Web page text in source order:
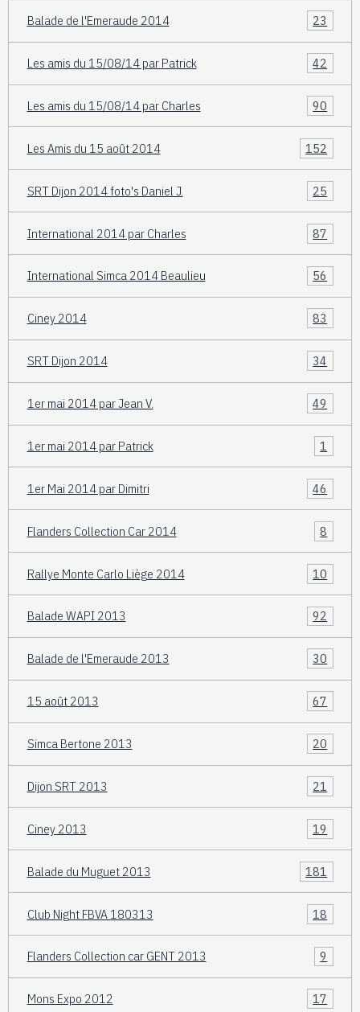
Balade de l'Emeraude 2014 23
Les amis du 15/08/14 par Patrick 42
Les amis du 15/08/14 par Charles 90
Les Amis du 15 août 2014 152
SRT Dijon 2014 foto's Daniel J. 25
International 2014 par Charles 87
International Simca 2014 Beaulieu 56
Ciney 2014 83
SRT Dijon 2014 34
1er mai 2014 par Jean V. 49
1er mai 2014 par Patrick 1
1er Mai 2014 par Dimitri 46
Flanders Collection Car 2014 8
Rallye Monte Carlo Liège 2014 10
Balade WAPI 2013 92
Balade de l'Emeraude 2013 30
15 août 2013 67
Simca Bertone 2013 20
Dijon SRT 2013 21
Ciney 2013 19
Balade du Muguet 2013 181
Club Night FBVA 180313 18
Flanders Collection car GENT 2013 9
Mons Expo 2012 17